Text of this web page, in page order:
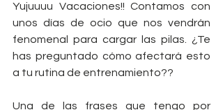
Yujuuuu Vacaciones!! Contamos con
unos días de ocio que nos vendrán
fenomenal para cargar las pilas. ¿Te
has preguntado cómo afectará esto
a tu rutina de entrenamiento??
Una de las frases que tengo por